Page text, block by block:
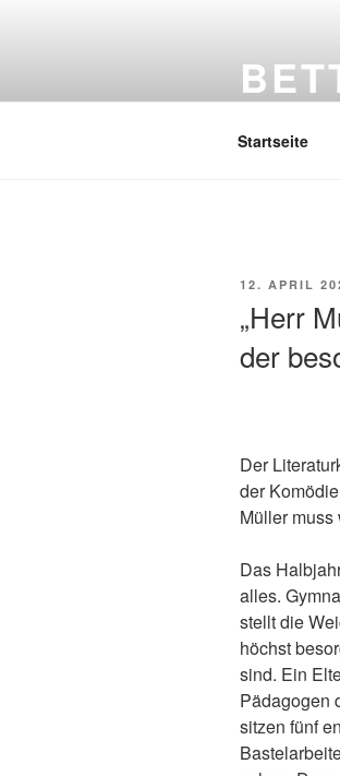
Startseite
12. APRIL
„Herr
der
Der
der
Müller muss
Das
alles.
stellt die
höchst
sind. Ein
Pädagogen
sitzen fünf